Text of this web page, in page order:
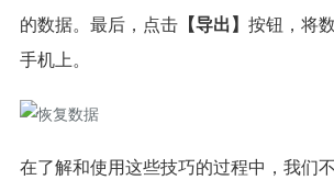
的数据。最后，点击【导出】 按钮，将
手机上。
在了解和使用这些技巧的过程中，我们